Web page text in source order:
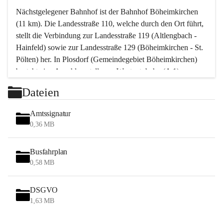
Nächstgelegener Bahnhof ist der Bahnhof Böheimkirchen
(11 km). Die Landesstraße 110, welche durch den Ort führt,
stellt die Verbindung zur Landesstraße 119 (Altlengbach -
Hainfeld) sowie zur Landesstraße 129 (Böheimkirchen - St.
Pölten) her. In Plosdorf (Gemeindegebiet Böheimkirchen)
besteht eine Anschlussstelle zur Westautobahn (A 1).
Wien erreicht man in ca. 45 Minuten.
Stössing zählt noch zum Naherholungsraum Wien sowie
zum Naherholungsraum St. Pölten. Viele Bauernhöfe hatten
„ihre Wiener“. Seit 1960 bauten viele Wiener
Wochenendhäuser im Gemeindegebiet. Wegen des
waldreichen Jagdgebietes haben viele Jagdpächter ihre
Das Wandern ist aus touristischer Sicht die bedeutendste
Tätigkeit. Das hügelige Gebiet mit Wanderwegen durch
Dateien
Amtssignatur
0,36 MB
Busfahrplan
0,58 MB
DSGVO
1,63 MB